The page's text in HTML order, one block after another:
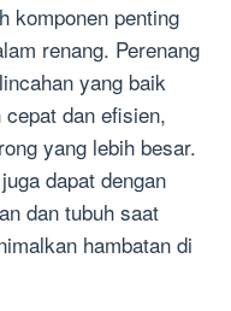
komponen penting
renang. Perenang
yang baik
dan efisien,
yang lebih besar.
dapat dengan
dan tubuh saat
hambatan di